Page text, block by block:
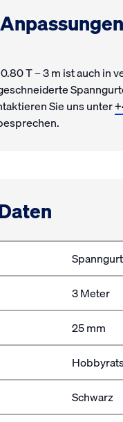
T – 3 m ist auch in
Sie uns unter
3 Meter
25 mm
Schwarz